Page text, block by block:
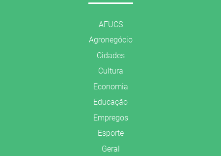
AFUCS
Agronegócio
Cidades
Cultura
Economia
Educação
Empregos
Esporte
Geral